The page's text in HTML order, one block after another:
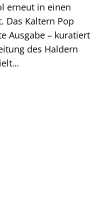
erneut in einen
Das Kaltern Pop
Ausgabe – kuratiert
des Haldern